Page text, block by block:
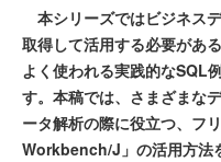
本シリーズではビジネス
取得して活用する必要があ
よく使われる実践的なSQL
す。本稿では、さまざまな
ータ解析の際に役立つ、フ
Workbench/J」の活用方法